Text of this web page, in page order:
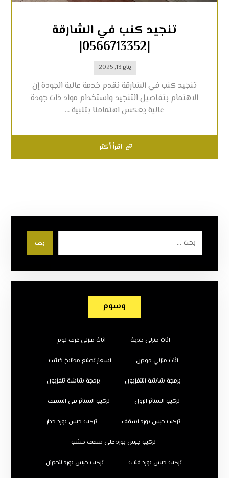
تنجيد كنب في الشارقة
|0566713352|
يناير 13, 2025
تنجيد كنب في الشارقة نقدم خدمة عالية الجودة إن
الاهتمام بتفاصيل التنجيد واستخدام مواد ذات جودة
عالية يعكس اهتمامنا بتلبية ...
اقرأ أكثر
بحث
وسوم
اثاث منزلي حديث اثاث منزلي غرف نوم
اثاث منزلي مودرن اسعار تصنيع مطابخ خشب
برمجة شاشة التلفزيون برمجة شاشة تلفزيون
تركيب الستائر الرول تركيب الستائر في السقف
تركيب جبس بورد اسقف تركيب جبس بورد جدار
تركيب جبس بورد على سقف خشب
تركيب جبس بورد فلات تركيب جبس بورد للجدران